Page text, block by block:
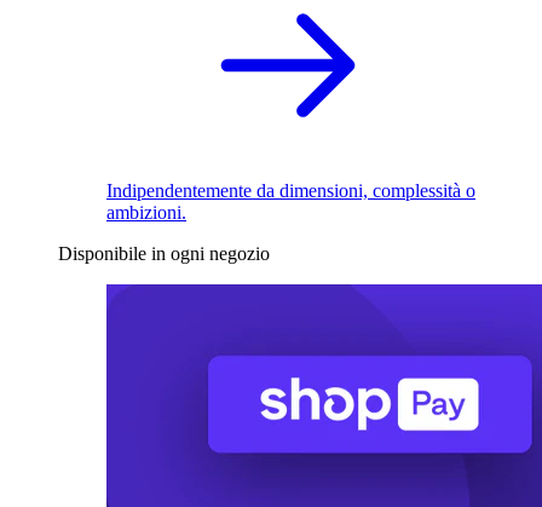
Indipendentemente da dimensioni, complessità o
ambizioni.
Disponibile in ogni negozio